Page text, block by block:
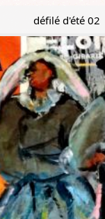
défilé d'été 02